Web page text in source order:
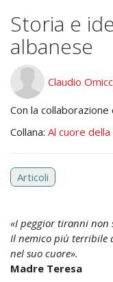
Storia e
albanese
Claudio
Con la collaborazione
Collana: Al cuore
Articoli
«I peggior tiranni non
Il nemico più terribile
nel suo cuore».
Madre Teresa